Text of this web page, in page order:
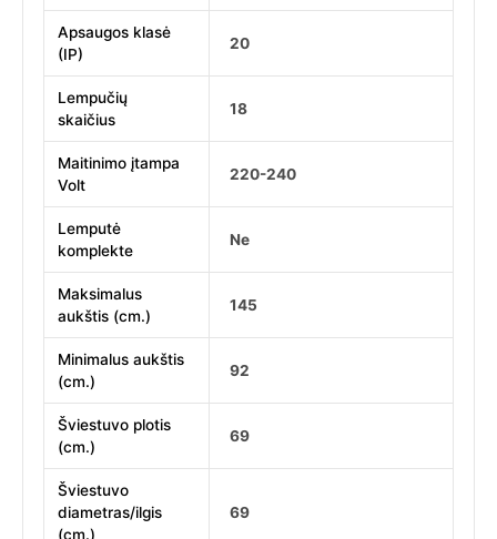
Apsaugos klasė
(IP)
20
Lempučių
skaičius
18
Maitinimo įtampa
Volt
220-240
Lemputė
komplekte
Ne
Maksimalus
aukštis (cm.)
145
Minimalus aukštis
(cm.)
92
Šviestuvo plotis
(cm.)
69
Šviestuvo
diametras/ilgis
(cm.)
69